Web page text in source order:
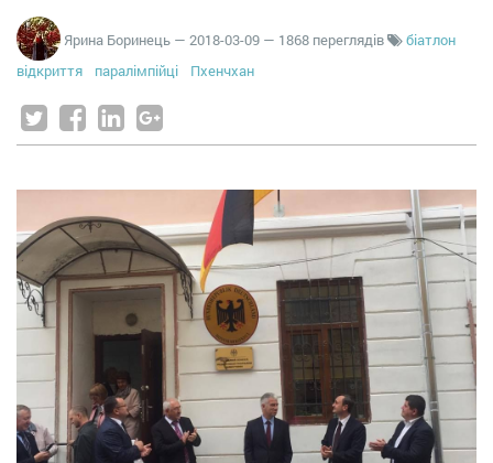
Ярина Боринець — 2018-03-09 — 1868 переглядів
біатлон
відкриття
паралімпійці Пхенчхан